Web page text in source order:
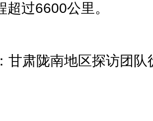
超过6600公里。
甘肃陇南地区探访团